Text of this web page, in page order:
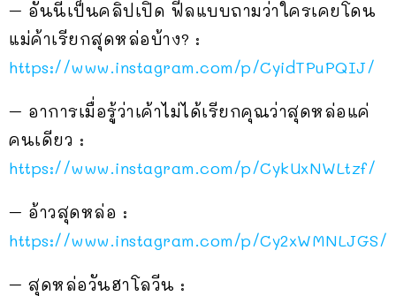
– อันนี้เป็นคลิปเปิด ฟีลแบบถามว่าใครเคยโดน
แม่ค้าเรียกสุดหล่อบ้าง? :
https://www.instagram.com/p/CyidTPuPQIJ/
– อาการเมื่อรู้ว่าเค้าไม่ได้เรียกคุณว่าสุดหล่อแค่
คนเดียว :
https://www.instagram.com/p/CykUxNWLtzf/
– อ้าวสุดหล่อ :
https://www.instagram.com/p/Cy2xWMNLJGS/
– สุดหล่อวันฮาโลวีน :